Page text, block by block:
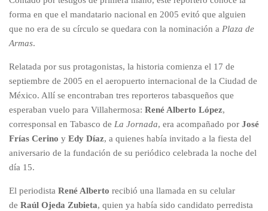
forma en que el mandatario nacional en 2005 evitó que alguien
que no era de su círculo se quedara con la nominación a Plaza de
Armas.
Relatada por sus protagonistas, la historia comienza el 17 de
septiembre de 2005 en el aeropuerto internacional de la Ciudad de
México. Allí se encontraban tres reporteros tabasqueños que
esperaban vuelo para Villahermosa: René Alberto López,
corresponsal en Tabasco de La Jornada, era acompañado por José
Frías Cerino y Edy Díaz, a quienes había invitado a la fiesta del
aniversario de la fundación de su periódico celebrada la noche del
día 15.
El periodista René Alberto recibió una llamada en su celular
de Raúl Ojeda Zubieta, quien ya había sido candidato perredista